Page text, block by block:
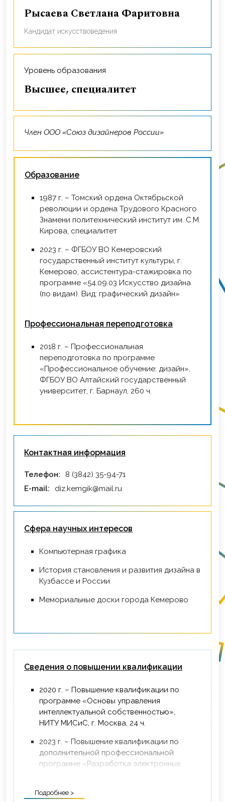
Рысаева Светлана Фаритовна
Кандидат искусствоведения
Уровень образования
Высшее, специалитет
Член ООО «Союз дизайнеров России»
Образование
1987 г. – Томский ордена Октябрьской
революции и ордена Трудового Красного
Знамени политехнический институт им. С.М.
Кирова, специалитет
2023 г. – ФГБОУ ВО Кемеровский
государственный институт культуры, г.
Кемерово, ассистентура-стажировка по
программе «54.09.03 Искусство дизайна
(по видам). Вид: графический дизайн»
Профессиональная переподготовка
2018 г. – Профессиональная
переподготовка по программе
«Профессиональное обучение: дизайн»,
ФГБОУ ВО Алтайский государственный
университет, г. Барнаул, 260 ч.
Контактная информация
Телефон:
8 (3842) 35-94-71
E-mail:
diz.kemgik@mail.ru
Сфера научных интересов
Компьютерная графика
История становления и развития дизайна в
Кузбассе и России
Мемориальные доски города Кемерово
Сведения о повышении квалификации
2020 г. – Повышение квалификации по
программе «Основы управления
интеллектуальной собственностью»,
НИТУ МИСиС, г. Москва, 24 ч.
2023 г. – Повышение квалификации по
дополнительной профессиональной
программе «Разработка электронных
культуры», г. Кемерово, 36 ч.
Подробнее >